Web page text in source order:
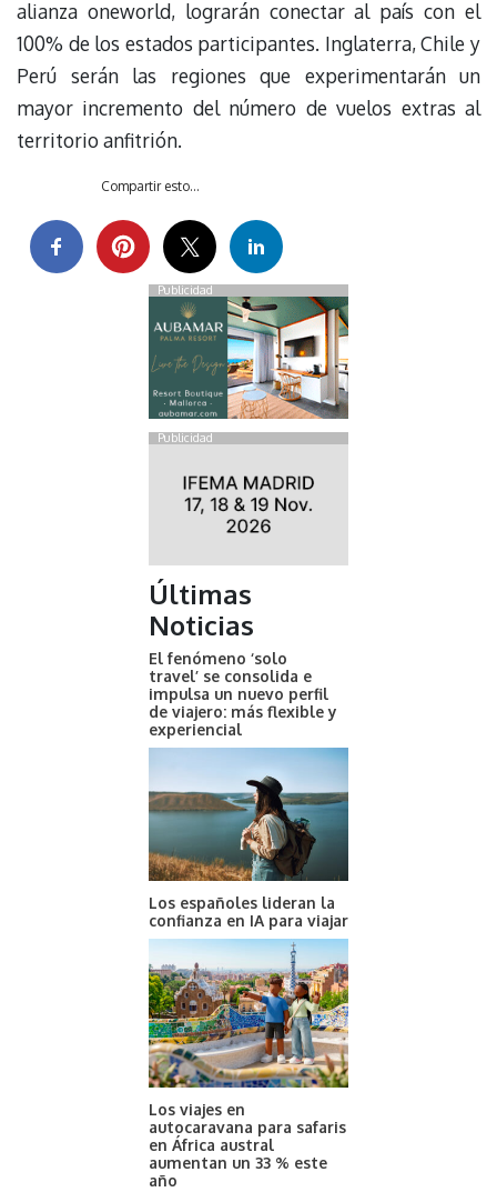
alianza oneworld, lograrán conectar al país con el
100% de los estados participantes. Inglaterra, Chile y
Perú serán las regiones que experimentarán un
mayor incremento del número de vuelos extras al
territorio anfitrión.
Compartir esto...
Publicidad
Publicidad
Últimas
Noticias
El fenómeno ‘solo
travel’ se consolida e
impulsa un nuevo perfil
de viajero: más flexible y
experiencial
Los españoles lideran la
confianza en IA para viajar
Los viajes en
autocaravana para safaris
en África austral
aumentan un 33 % este
año